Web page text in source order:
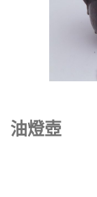
油燈壺